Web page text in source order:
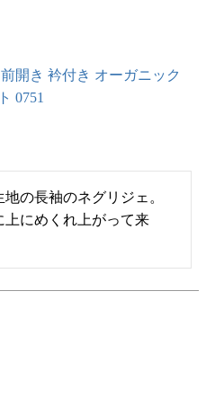
開き 衿付き オーガニック
0751
の長袖のネグリジェ。
にめくれ上がって来